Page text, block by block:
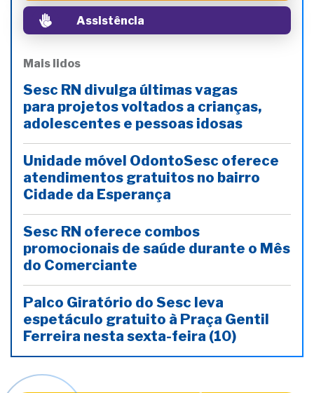
Assistência
Mais lidos
Sesc RN divulga últimas vagas
para projetos voltados a crianças,
adolescentes e pessoas idosas
Unidade móvel OdontoSesc oferece
atendimentos gratuitos no bairro
Cidade da Esperança
Sesc RN oferece combos
promocionais de saúde durante o Mês
do Comerciante
Palco Giratório do Sesc leva
espetáculo gratuito à Praça Gentil
Ferreira nesta sexta-feira (10)